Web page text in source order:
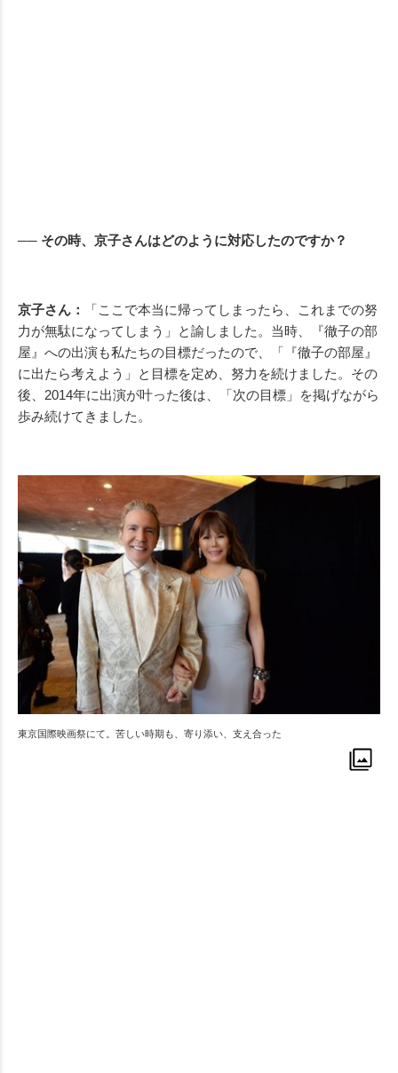
── その時、京子さんはどのように対応したのですか？
京子さん：
「ここで本当に帰ってしまったら、これまでの努
力が無駄になってしまう」と諭しました。当時、『徹子の部
屋』への出演も私たちの目標だったので、「『徹子の部屋』
に出たら考えよう」と目標を定め、努力を続けました。その
後、2014年に出演が叶った後は、「次の目標」を掲げながら
歩み続けてきました。
東京国際映画祭にて。苦しい時期も、寄り添い、支え合った